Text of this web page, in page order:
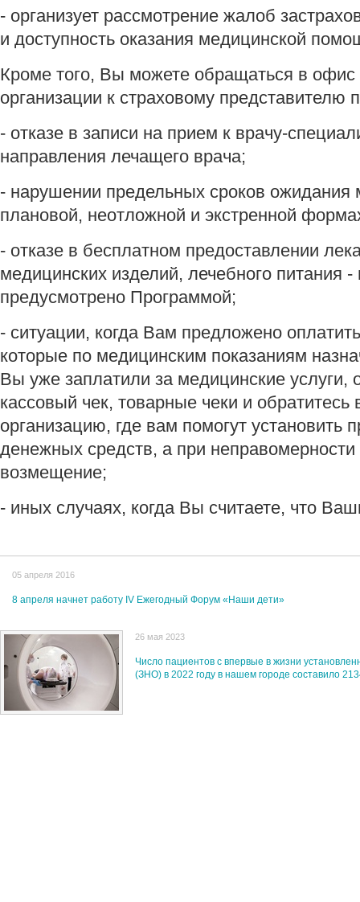
- организует рассмотрение жалоб
и доступность оказания медицинской
Кроме того, Вы можете обращаться в офис
организации к страховому представителю
- отказе в записи на прием к врачу-
направления лечащего врача;
- нарушении предельных сроков
плановой, неотложной и экстренной
- отказе в бесплатном предоставлении
медицинских изделий, лечебного питания -
предусмотрено Программой;
- ситуации, когда Вам предложено
которые по медицинским показаниям
Вы уже заплатили за медицинские услуги,
кассовый чек, товарные чеки и
организацию, где вам помогут установить
денежных средств, а при неправомерности
возмещение;
- иных случаях, когда Вы считаете, что
05 апреля 2016
8 апреля начнет работу IV Ежегодный Форум «Наши дети»
26 мая 2023
Число пациентов с впервые в жизни
(ЗНО) в 2022 году в нашем городе составило